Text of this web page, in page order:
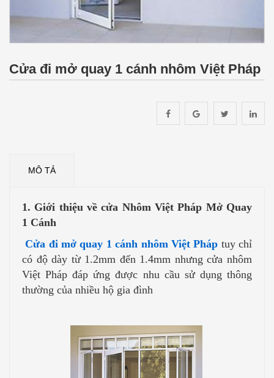
Cửa đi mở quay 1 cánh nhôm Việt Pháp
MÔ TẢ
1. Giới thiệu về cửa Nhôm Việt Pháp Mở Quay
1 Cánh
Cửa đi mở quay 1 cánh nhôm Việt Pháp tuy chỉ
có độ dày từ 1.2mm đến 1.4mm nhưng cửa nhôm
Việt Pháp đáp ứng được nhu cầu sử dụng thông
thường của nhiều hộ gia đình